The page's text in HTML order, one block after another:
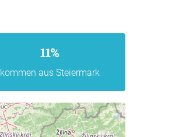
11%
kommen aus Steiermark